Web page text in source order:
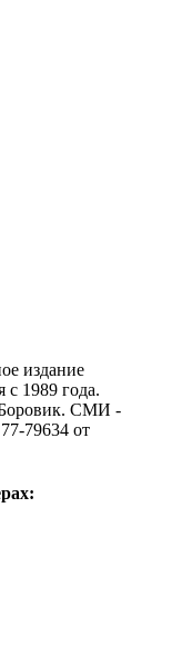
издание
с 1989 года.
CМИ -
79634 от